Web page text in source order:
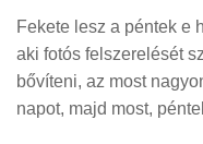
Fekete lesz a péntek e
aki fotós felszerelését
bővíteni, az most
napot, majd most,